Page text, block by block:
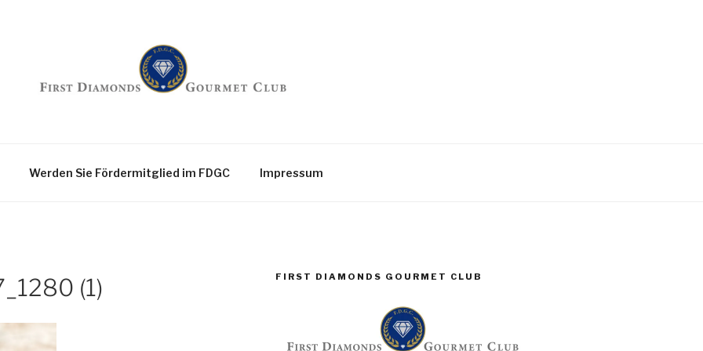
Werden Sie Fördermitglied im FDGC Impressum
(1) FIRST DIAMONDS GOURMET CLUB